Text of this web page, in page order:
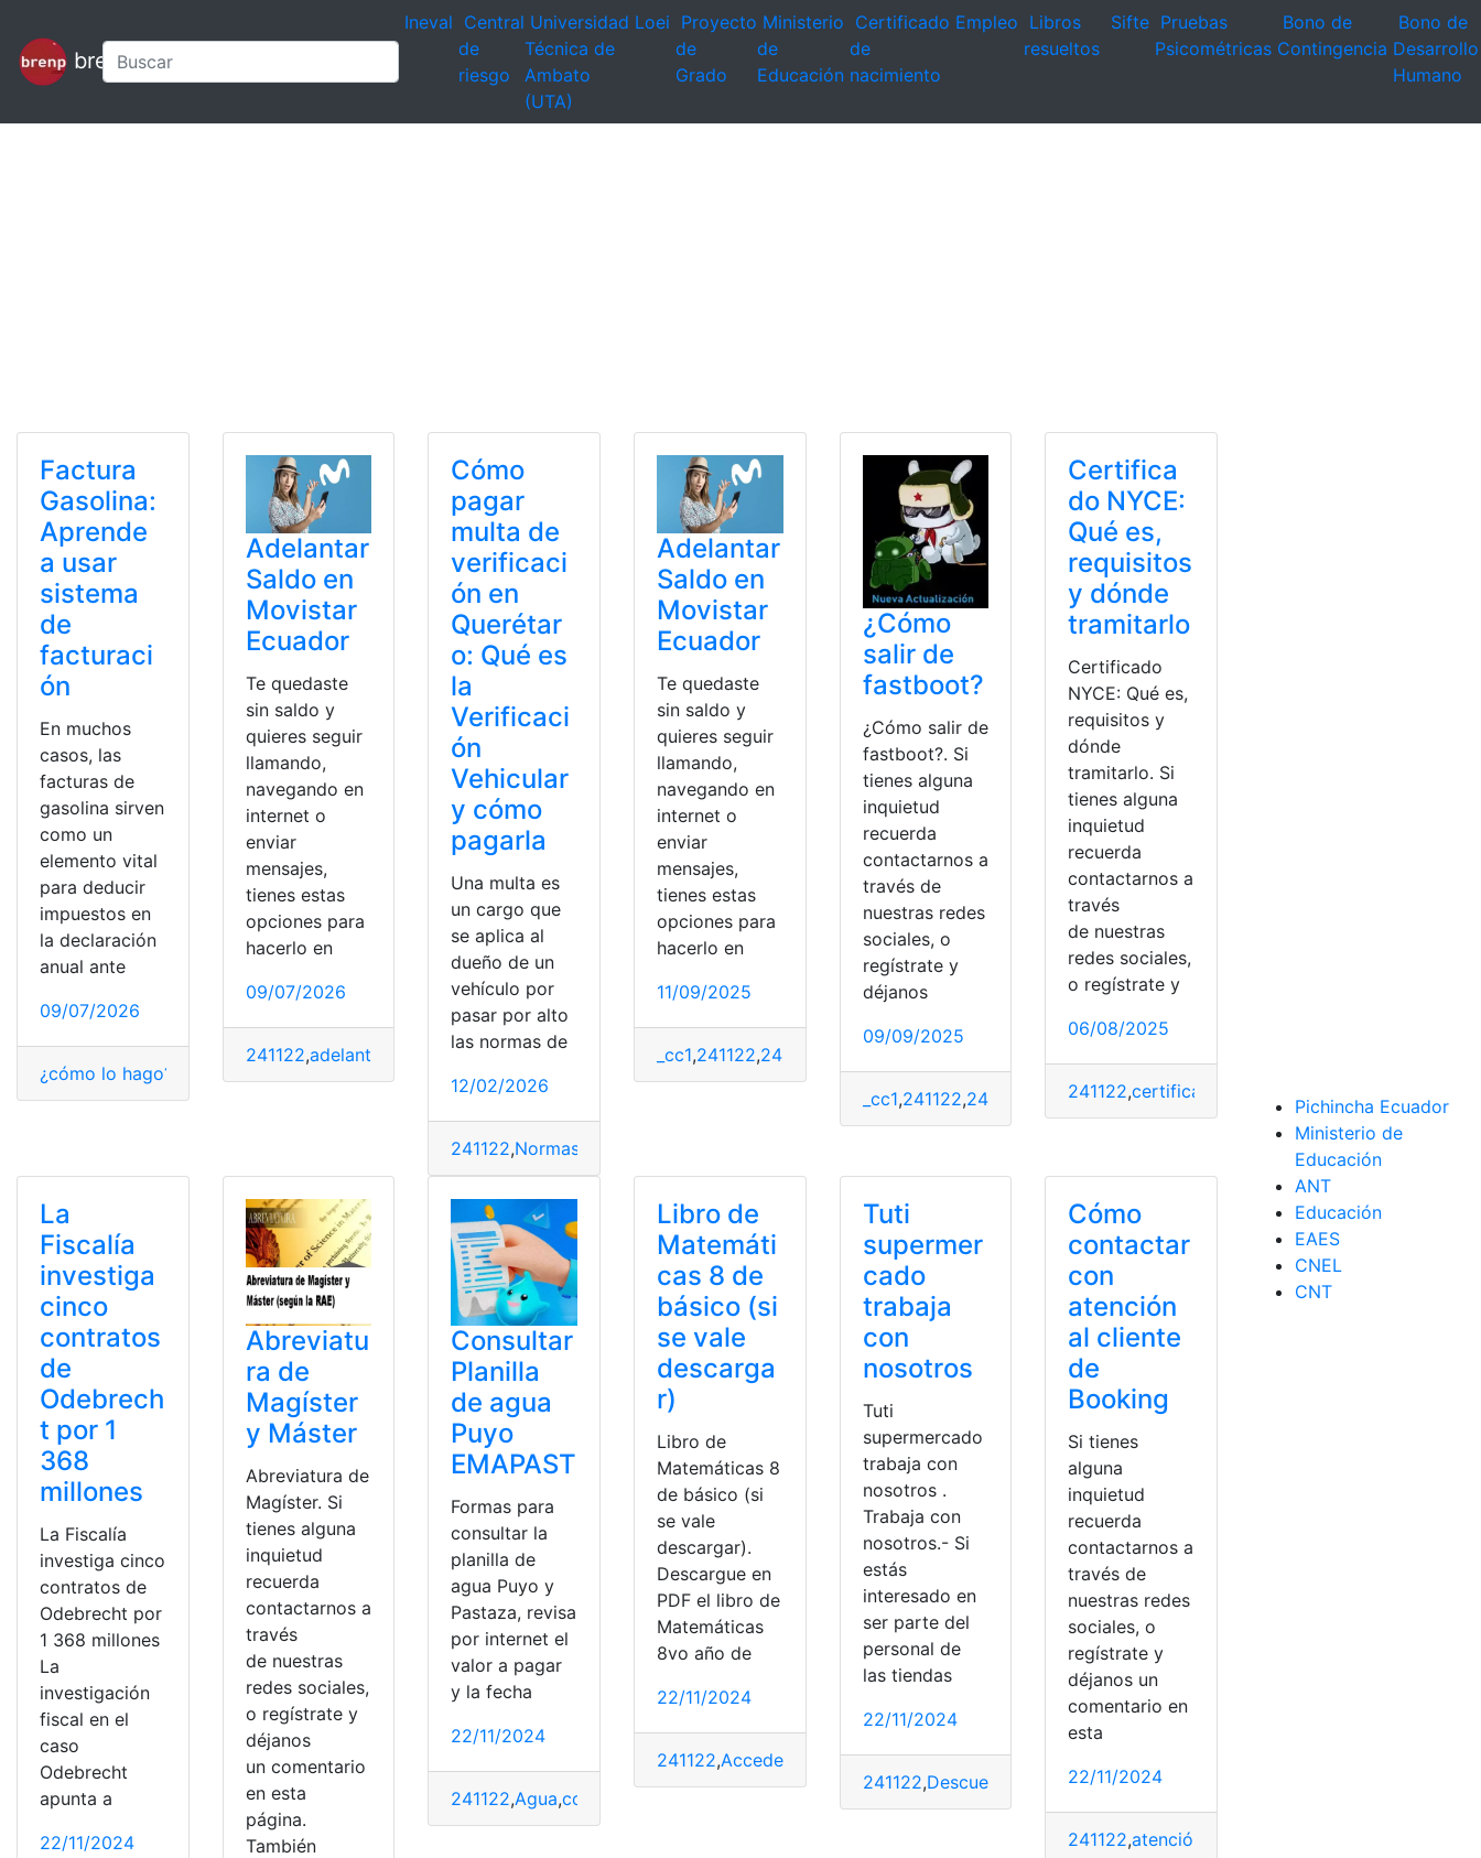
brenp
Ineval Central
de
riesgo
Universidad
Técnica de
Ambato
(UTA)
Loei Proyecto
de
Grado
Ministerio
de
Educación
Certificado
de
nacimiento
Empleo Libros
resueltos
Sifte Pruebas
Psicométricas
Bono de
Contingencia
Bono de
Desarrollo
Humano
Factura
Gasolina:
Aprende
a usar
sistema
de
facturaci
ón
En muchos
casos, las
facturas de
gasolina sirven
como un
elemento vital
para deducir
impuestos en
la declaración
anual ante
09/07/2026
¿cómo lo hago? factura gasolina
Adelantar
Saldo en
Movistar
Ecuador
Te quedaste
sin saldo y
quieres seguir
llamando,
navegando en
internet o
enviar
mensajes,
tienes estas
opciones para
hacerlo en
09/07/2026
241122,adelantar Ecuador,movistar, saldo
Cómo
pagar
multa de
verificaci
ón en
Querétar
o: Qué es
la
Verificaci
ón
Vehicular
y cómo
pagarla
Una multa es
un cargo que
se aplica al
dueño de un
vehículo por
pasar por alto
las normas de
12/02/2026
241122,Normas verificación vehicular
Adelantar
Saldo en
Movistar
Ecuador
Te quedaste
sin saldo y
quieres seguir
llamando,
navegando en
internet o
enviar
mensajes,
tienes estas
opciones para
hacerlo en
11/09/2025
_cc1,241122,241126
¿Cómo
salir de
fastboot?
¿Cómo salir de
fastboot?. Si
tienes alguna
inquietud
recuerda
contactarnos a
través de
nuestras redes
sociales, o
regístrate y
déjanos
09/09/2025
_cc1,241122,241126 Android, Archivo,fastboot programa,Tecnologia
Certifica
do NYCE:
Qué es,
requisitos
y dónde
tramitarlo
Certificado
NYCE: Qué es,
requisitos y
dónde
tramitarlo. Si
tienes alguna
inquietud
recuerda
contactarnos a
través
de nuestras
redes sociales,
o regístrate y
06/08/2025
241122,certificado
La
Fiscalía
investiga
cinco
contratos
de
Odebrech
t por 1
368
millones
La Fiscalía
investiga cinco
contratos de
Odebrecht por
1 368 millones
La
investigación
fiscal en el
caso
Odebrecht
apunta a
22/11/2024
Abreviatu
ra de
Magíster
y Máster
Abreviatura de
Magíster. Si
tienes alguna
inquietud
recuerda
contactarnos a
través
de nuestras
redes sociales,
o regístrate y
déjanos
un comentario
en esta
página.
También
Consultar
Planilla
de agua
Puyo
EMAPAST
Formas para
consultar la
planilla de
agua Puyo y
Pastaza, revisa
por internet el
valor a pagar
y la fecha
22/11/2024
241122,Agua,consultar
Libro de
Matemáti
cas 8 de
básico (si
se vale
descarga
r)
Libro de
Matemáticas 8
de básico (si
se vale
descargar).
Descargue en
PDF el libro de
Matemáticas
8vo año de
22/11/2024
241122,Acceder Educación,Libros,Matemáticas
Tuti
supermer
cado
trabaja
con
nosotros
Tuti
supermercado
trabaja con
nosotros .
Trabaja con
nosotros.- Si
estás
interesado en
ser parte del
personal de
las tiendas
22/11/2024
241122,Descuentos plataforma,Supermercado
Cómo
contactar
con
atención
al cliente
de
Booking
Si tienes
alguna
inquietud
recuerda
contactarnos a
través de
nuestras redes
sociales, o
regístrate y
déjanos un
comentario en
esta
22/11/2024
241122,atención
Pichincha Ecuador
Ministerio de
Educación
ANT
Educación
EAES
CNEL
CNT